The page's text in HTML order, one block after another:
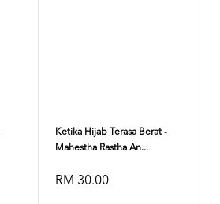
Ketika Hijab Terasa Berat -
Mahestha Rastha An...
RM 30.00